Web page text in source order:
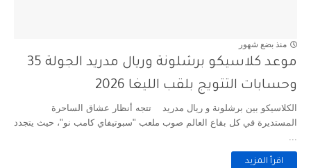
منذ بضع شهور
موعد كلاسيكو برشلونة وريال مدريد الجولة 35
وحسابات التتويج بلقب الليغا 2026
الكلاسيكو بين برشلونة و ريال مدريد تتجه أنظار عشاق الساحرة
المستديرة في كل بقاع العالم صوب ملعب "سبوتيفاي كامب نو"، حيث يتجدد
...
اقرأ المزيد